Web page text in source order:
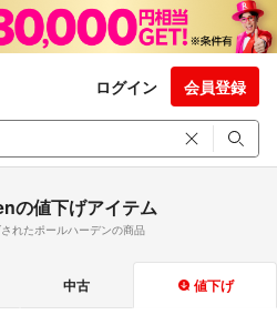
ログイン 会員登録
の値下げアイテム
れたポールハーデンの商品
中古 値下げ